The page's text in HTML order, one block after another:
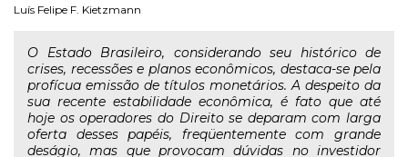
Luís Felipe F. Kietzmann
O Estado Brasileiro, considerando seu histórico de
crises, recessões e planos econômicos, destaca-se pela
profícua emissão de títulos monetários. A despeito da
sua recente estabilidade econômica, é fato que até
hoje os operadores do Direito se deparam com larga
oferta desses papéis, freqüentemente com grande
deságio, mas que provocam dúvidas no investidor